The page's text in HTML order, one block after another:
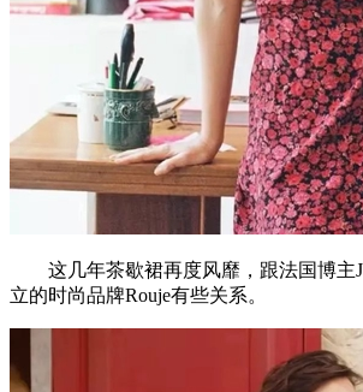
这几年茶歇裙再度风靡，跟法国博主
立的时尚品牌Rouje有些关系。